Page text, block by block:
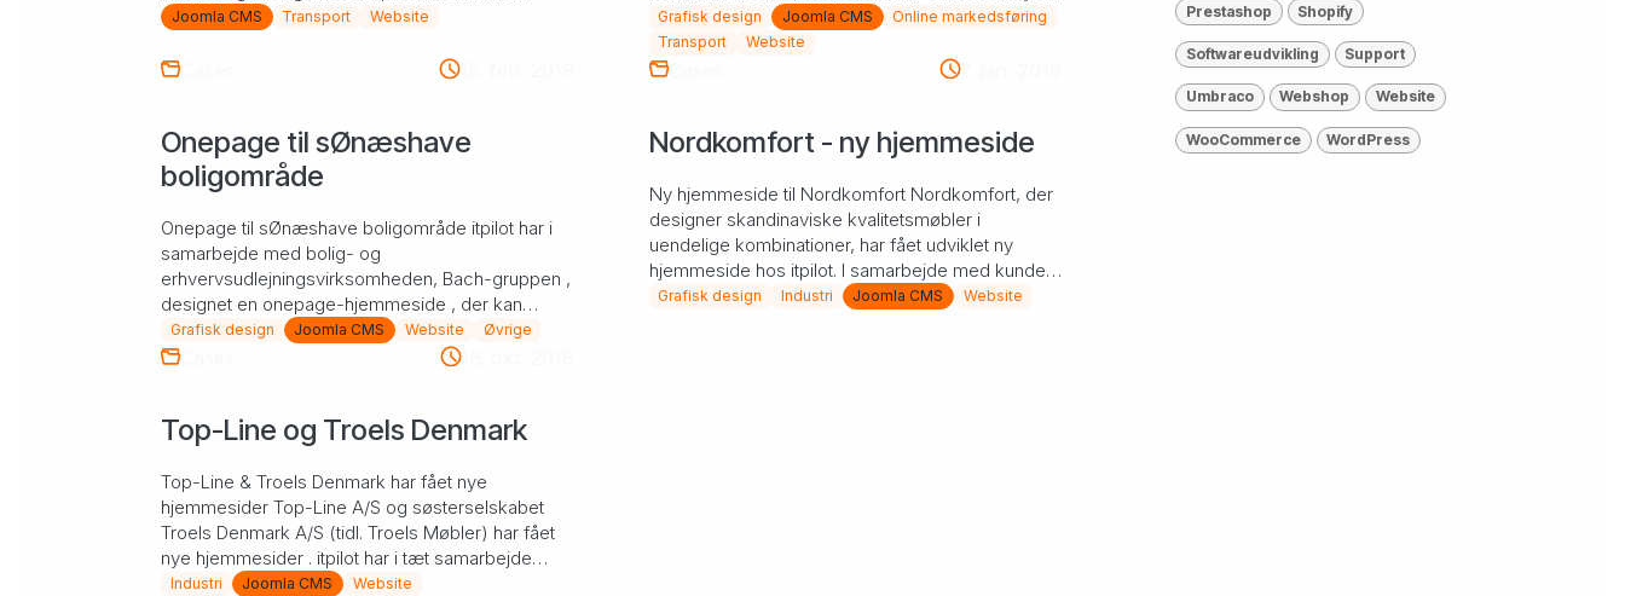
hjemmesiden for den...
Joomla CMS Transport Website
designlinje, og itpilot ha...
Grafisk design Joomla CMS
Online markedsføring
Transport
Website
Cases 15. feb. 2019
Onepage til sØnæshave
boligområde
Onepage til sØnæshave boligområde itpilot har i
samarbejde med bolig- og
erhvervsudlejningsvirksomheden, Bach-gruppen ,
designet en onepage-hjemmeside , der kan
præsentere det eftertragtede boligområd...
Grafisk design Joomla CMS Website Øvrige
Cases 7. jan. 2019
Nordkomfort - ny hjemmeside
Ny hjemmeside til Nordkomfort Nordkomfort, der
designer skandinaviske kvalitetsmøbler i
uendelige kombinationer, har fået udviklet ny
hjemmeside hos itpilot. I samarbejde med kunder
udarbejder vi desi...
Grafisk design Industri Joomla CMS Website
Cases 16. okt. 2018
Top-Line og Troels Denmark
Top-Line & Troels Denmark har fået nye
hjemmesider Top-Line A/S og søsterselskabet
Troels Denmark A/S (tidl. Troels Møbler) har fået
nye hjemmesider . itpilot har i tæt samarbejde
med møbelproducenten...
Industri Joomla CMS Website
Prestashop Shopify
Softwareudvikling Support
Umbraco Webshop Website
WooCommerce WordPress